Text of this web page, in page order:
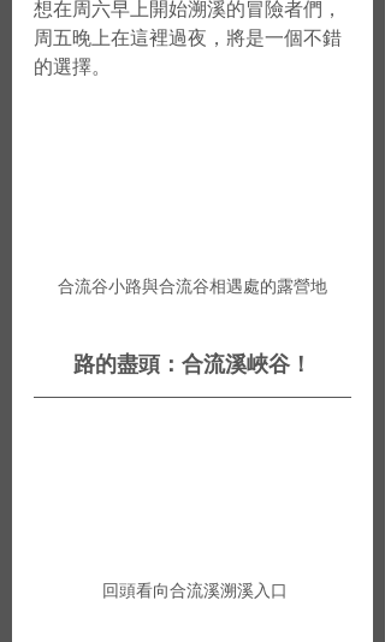
想在周六早上開始溯溪的冒險者們，
周五晚上在這裡過夜，將是一個不錯
的選擇。
合流谷小路與合流谷相遇處的露營地
路的盡頭：合流溪峽谷！
回頭看向合流溪溯溪入口